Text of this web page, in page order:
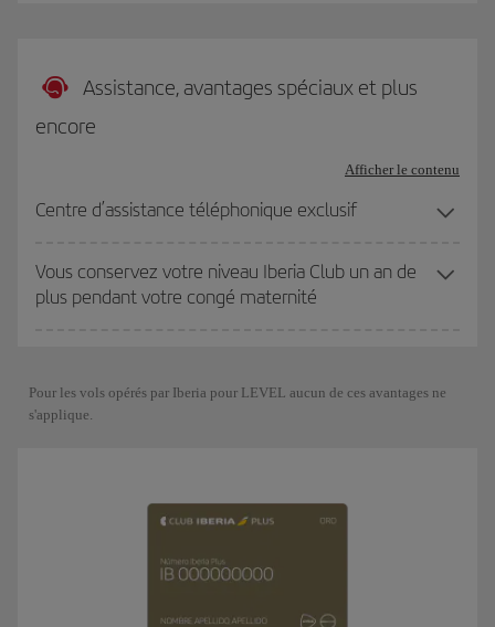
Assistance, avantages spéciaux et plus
encore
Afficher le contenu
Centre d’assistance téléphonique exclusif
Vous conservez votre niveau Iberia Club un an de
plus pendant votre congé maternité
Pour les vols opérés par Iberia pour LEVEL aucun de ces avantages ne
s'applique.